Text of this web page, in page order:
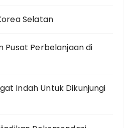
Selatan
Pusat Perbelanjaan di
Indah Untuk Dikunjungi